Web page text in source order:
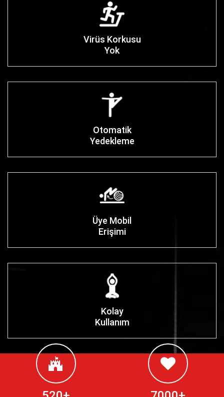
Virüs Korkusu
Yok
Otomatik
Yedekleme
Üye Mobil
Erişimi
Kolay
Kullanım